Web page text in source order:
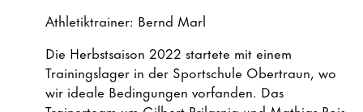
Athletiktrainer: Bernd Marl
Die Herbstsaison 2022 startete mit einem
Trainingslager in der Sportschule Obertraun, wo
wir ideale Bedingungen vorfanden. Das